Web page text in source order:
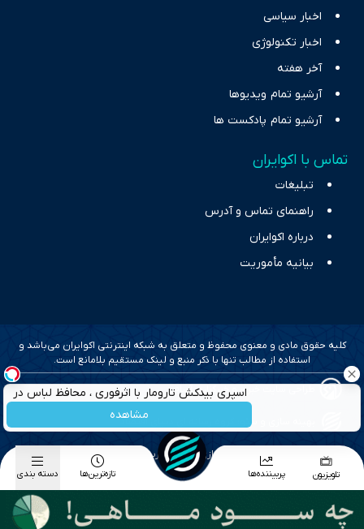
اسپری بیدکش تارومار با اثرفوری ، محافظ لباس در
مقابل بید
مشاهده
اخبار سیاسی
اخبار تکنولوژی
آخر هفته
آرشیو تمام ویدیوها
آرشیو تمام پادکست ها
تماس با اکوایران
تبلیغات
راهنمای تماس و آدرس
درباره اکوایران
بیانیه مأموریت
کلیه حقوق مادی و معنوی محفوظ و متعلق به شبکه اینترنتی اکوایران می‌باشد و
استفاده از مطالب تنها با ذکر منبع و لینک مستقیم بلامانع است.
طراحی سایت خبری و خبرگزاری آسام
بهینه سازی و سئو؛ گروه رسانه ای دنیای اقتصاد
طراحی گرافیک و پیاده سازی؛ برآیند تجربه
تلویزیون پربیننده‌ها تازه‌ترین‌ها دسته بندی